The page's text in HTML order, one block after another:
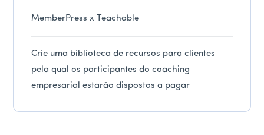
MemberPress x Teachable
Crie uma biblioteca de recursos para clientes
pela qual os participantes do coaching
empresarial estarão dispostos a pagar